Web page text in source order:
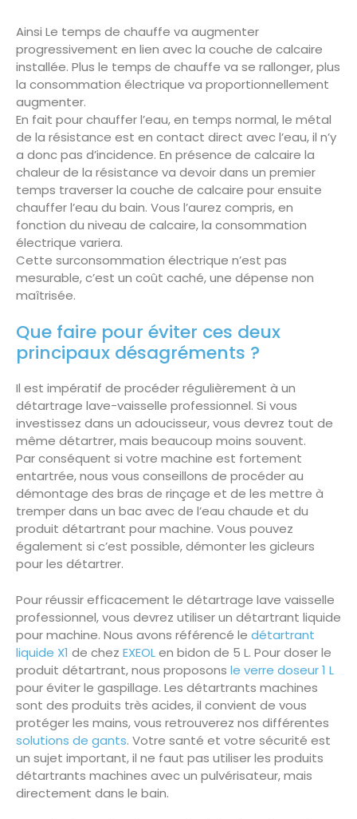
Ainsi Le temps de chauffe va augmenter
progressivement en lien avec la couche de calcaire
installée. Plus le temps de chauffe va se rallonger, plus
la consommation électrique va proportionnellement
augmenter.
En fait pour chauffer l’eau, en temps normal, le métal
de la résistance est en contact direct avec l’eau, il n’y
a donc pas d’incidence. En présence de calcaire la
chaleur de la résistance va devoir dans un premier
temps traverser la couche de calcaire pour ensuite
chauffer l’eau du bain. Vous l’aurez compris, en
fonction du niveau de calcaire, la consommation
électrique variera.
Cette surconsommation électrique n’est pas
mesurable, c’est un coût caché, une dépense non
maîtrisée.
Que faire pour éviter ces deux
principaux désagréments ?
Il est impératif de procéder régulièrement à un
détartrage lave-vaisselle professionnel. Si vous
investissez dans un adoucisseur, vous devrez tout de
même détartrer, mais beaucoup moins souvent.
Par conséquent si votre machine est fortement
entartrée, nous vous conseillons de procéder au
démontage des bras de rinçage et de les mettre à
tremper dans un bac avec de l’eau chaude et du
produit détartrant pour machine. Vous pouvez
également si c’est possible, démonter les gicleurs
pour les détartrer.
Pour réussir efficacement le détartrage lave vaisselle
professionnel, vous devrez utiliser un détartrant liquide
pour machine. Nous avons référencé le détartrant
liquide X1 de chez EXEOLen bidon de 5 L. Pour doser le
produit détartrant, nous proposons le verre doseur 1 L
pour éviter le gaspillage. Les détartrants machines
sont des produits très acides, il convient de vous
protéger les mains, vous retrouverez nos différentes
solutions de gants. Votre santé et votre sécurité est
un sujet important, il ne faut pas utiliser les produits
détartrants machines avec un pulvérisateur, mais
directement dans le bain.